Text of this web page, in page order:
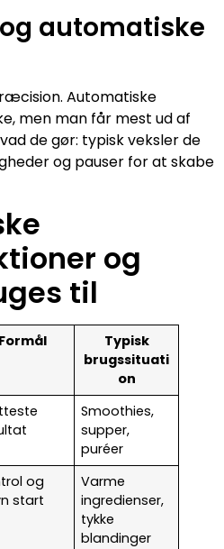
automatiske
Automatiske
men man får mest ud af
de gør: typisk veksler de
og pauser for at skabe
og
til
Formål
Typisk
brugssituati
on
Smoothies,
supper,
puréer
og
start
Varme
ingredienser,
tykke
blandinger